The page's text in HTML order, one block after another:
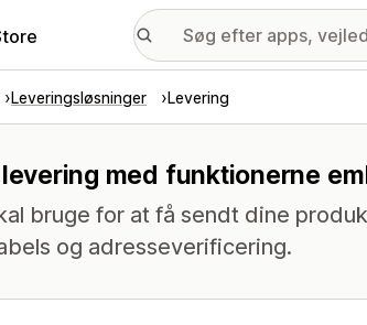
Leveringsløsninger Levering
med funktionerne
bruge for at få sendt dine
og adresseverificering.